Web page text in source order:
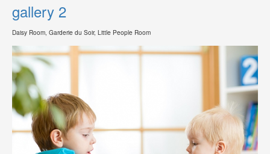
gallery 2
Daisy Room, Garderie du Soir, Little People Room